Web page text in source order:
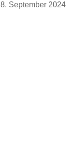
8. September 2024